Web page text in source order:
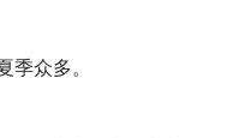
众多。